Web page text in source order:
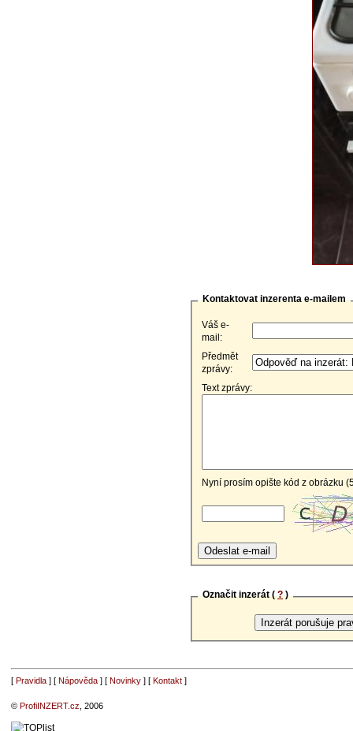
Kontaktovat inzerenta e-mailem
Váš e-
mail:
Předmět
zprávy:
Text zprávy:
Nyní prosím opište kód z obrázku
Označit inzerát (?)
[ Pravidla] [ Nápověda] [ Novinky] [ Kontakt]
© ProfiINZERT.cz , 2006